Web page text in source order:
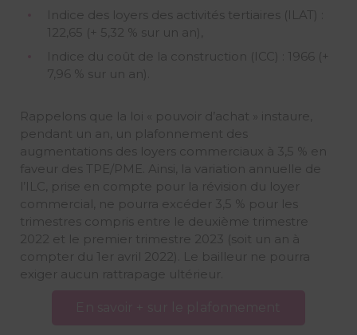
Indice des loyers des activités tertiaires (ILAT) :
122,65 (+ 5,32 % sur un an),
Indice du coût de la construction (ICC) : 1966 (+
7,96 % sur un an).
Rappelons que la loi « pouvoir d’achat » instaure,
pendant un an, un plafonnement des
augmentations des loyers commerciaux à 3,5 % en
faveur des TPE/PME. Ainsi, la variation annuelle de
l’ILC, prise en compte pour la révision du loyer
commercial, ne pourra excéder 3,5 % pour les
trimestres compris entre le deuxième trimestre
2022 et le premier trimestre 2023 (soit un an à
compter du 1er avril 2022). Le bailleur ne pourra
exiger aucun rattrapage ultérieur.